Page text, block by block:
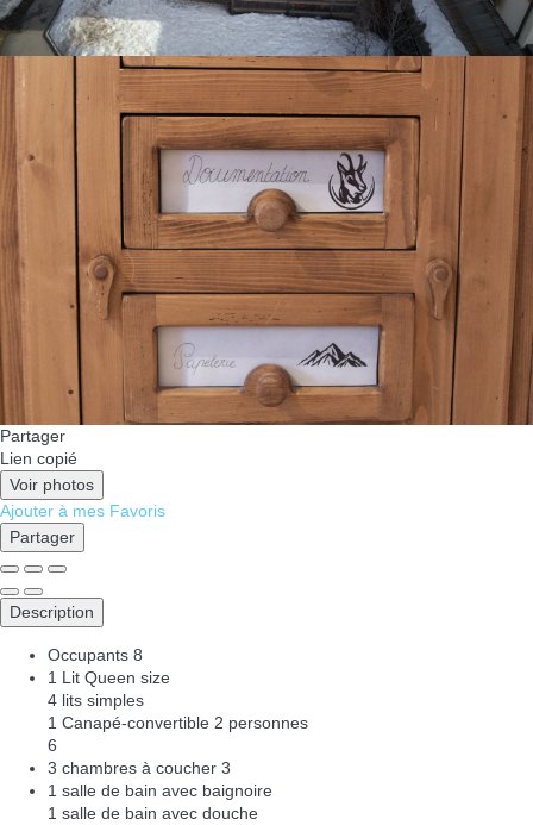
Partager
Lien copié
Voir photos
Ajouter à mes Favoris
Partager
Description
Occupants 8
1 Lit Queen size
4 lits simples
1 Canapé-convertible 2 personnes
6
3 chambres à coucher 3
1 salle de bain avec baignoire
1 salle de bain avec douche